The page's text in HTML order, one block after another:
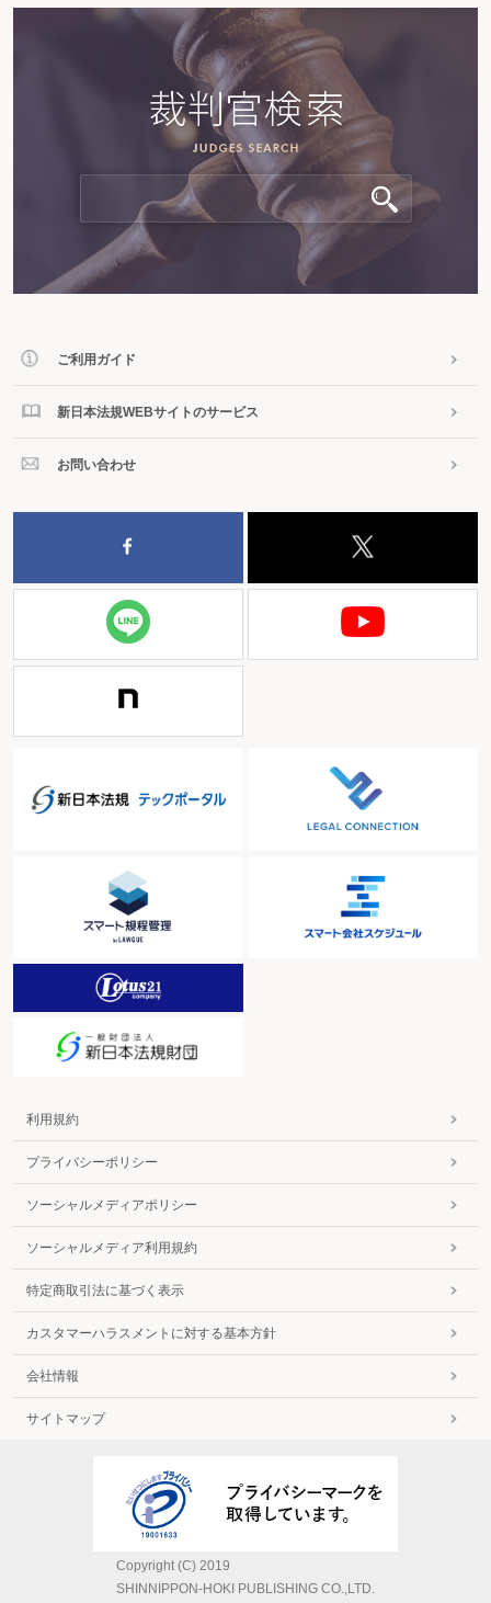
ご利用ガイド
新日本法規WEBサイトのサービス
お問い合わせ
利用規約
プライバシーポリシー
ソーシャルメディアポリシー
ソーシャルメディア利用規約
特定商取引法に基づく表示
カスタマーハラスメントに対する基本方針
会社情報
サイトマップ
Copyright (C) 2019
SHINNIPPON-HOKI PUBLISHING CO.,LTD.